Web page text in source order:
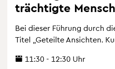
träch­tig­te
Bei die­ser Füh­rung durch
Titel „Ge­teil­te An­sich­ten.
11:30 - 12:30 Uhr